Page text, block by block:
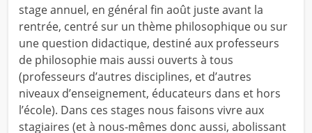
stage annuel, en général fin août juste avant la
rentrée, centré sur un thème philosophique ou sur
une question didactique, destiné aux professeurs
de philosophie mais aussi ouverts à tous
(professeurs d’autres disciplines, et d’autres
niveaux d’enseignement, éducateurs dans et hors
l’école). Dans ces stages nous faisons vivre aux
stagiaires (et à nous-mêmes donc aussi, abolissant